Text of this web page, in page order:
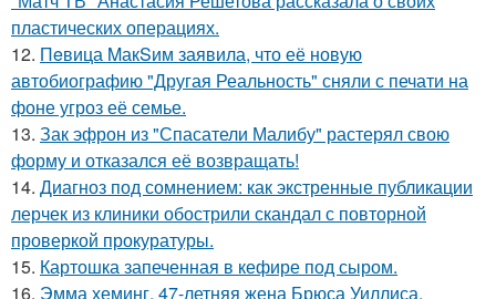
пластических операциях.
12. Пeвица MакSим заявила, что её новую
автобиографию "Другая Реальность" сняли с печати на
фоне угроз её семье.
13. Зак эфрон из "Спасатели Малибу" растерял свою
форму и отказался её возвращать!
14. Диагноз под сомнением: как экстренные публикации
лерчек из клиники обострили скандал с повторной
проверкой прокуратуры.
15. Картошка запеченная в кефире под сыром.
16. Эмма хеминг, 47-летняя жена Брюса Уиллиса,